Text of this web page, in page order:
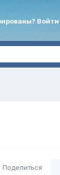
Войти
Поделиться